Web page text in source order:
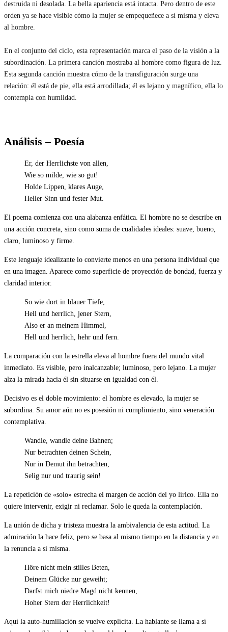
destruida ni desolada. La bella apariencia está intacta. Pero dentro de este
orden ya se hace visible cómo la mujer se empequeñece a sí misma y eleva
al hombre.
En el conjunto del ciclo, esta representación marca el paso de la visión a la
subordinación. La primera canción mostraba al hombre como figura de luz.
Esta segunda canción muestra cómo de la transfiguración surge una
relación: él está de pie, ella está arrodillada; él es lejano y magnífico, ella lo
contempla con humildad.
Análisis – Poesía
Er, der Herrlichste von allen,
Wie so milde, wie so gut!
Holde Lippen, klares Auge,
Heller Sinn und fester Mut.
El poema comienza con una alabanza enfática. El hombre no se describe en
una acción concreta, sino como suma de cualidades ideales: suave, bueno,
claro, luminoso y firme.
Este lenguaje idealizante lo convierte menos en una persona individual que
en una imagen. Aparece como superficie de proyección de bondad, fuerza y
claridad interior.
So wie dort in blauer Tiefe,
Hell und herrlich, jener Stern,
Also er an meinem Himmel,
Hell und herrlich, hehr und fern.
La comparación con la estrella eleva al hombre fuera del mundo vital
inmediato. Es visible, pero inalcanzable; luminoso, pero lejano. La mujer
alza la mirada hacia él sin situarse en igualdad con él.
Decisivo es el doble movimiento: el hombre es elevado, la mujer se
subordina. Su amor aún no es posesión ni cumplimiento, sino veneración
contemplativa.
Wandle, wandle deine Bahnen;
Nur betrachten deinen Schein,
Nur in Demut ihn betrachten,
Selig nur und traurig sein!
La repetición de «solo» estrecha el margen de acción del yo lírico. Ella no
quiere intervenir, exigir ni reclamar. Solo le queda la contemplación.
La unión de dicha y tristeza muestra la ambivalencia de esta actitud. La
admiración la hace feliz, pero se basa al mismo tiempo en la distancia y en
la renuncia a sí misma.
Höre nicht mein stilles Beten,
Deinem Glücke nur geweiht;
Darfst mich niedre Magd nicht kennen,
Hoher Stern der Herrlichkeit!
Aquí la auto-humillación se vuelve explícita. La hablante se llama a sí